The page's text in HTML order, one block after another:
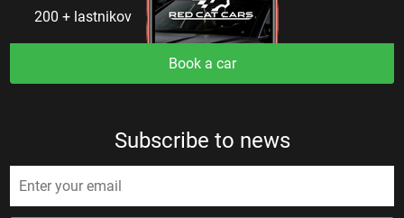
200 + lastnikov
Book a car
Subscribe to news